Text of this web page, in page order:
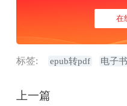
在
标签: epub转pdf 电子
上一篇